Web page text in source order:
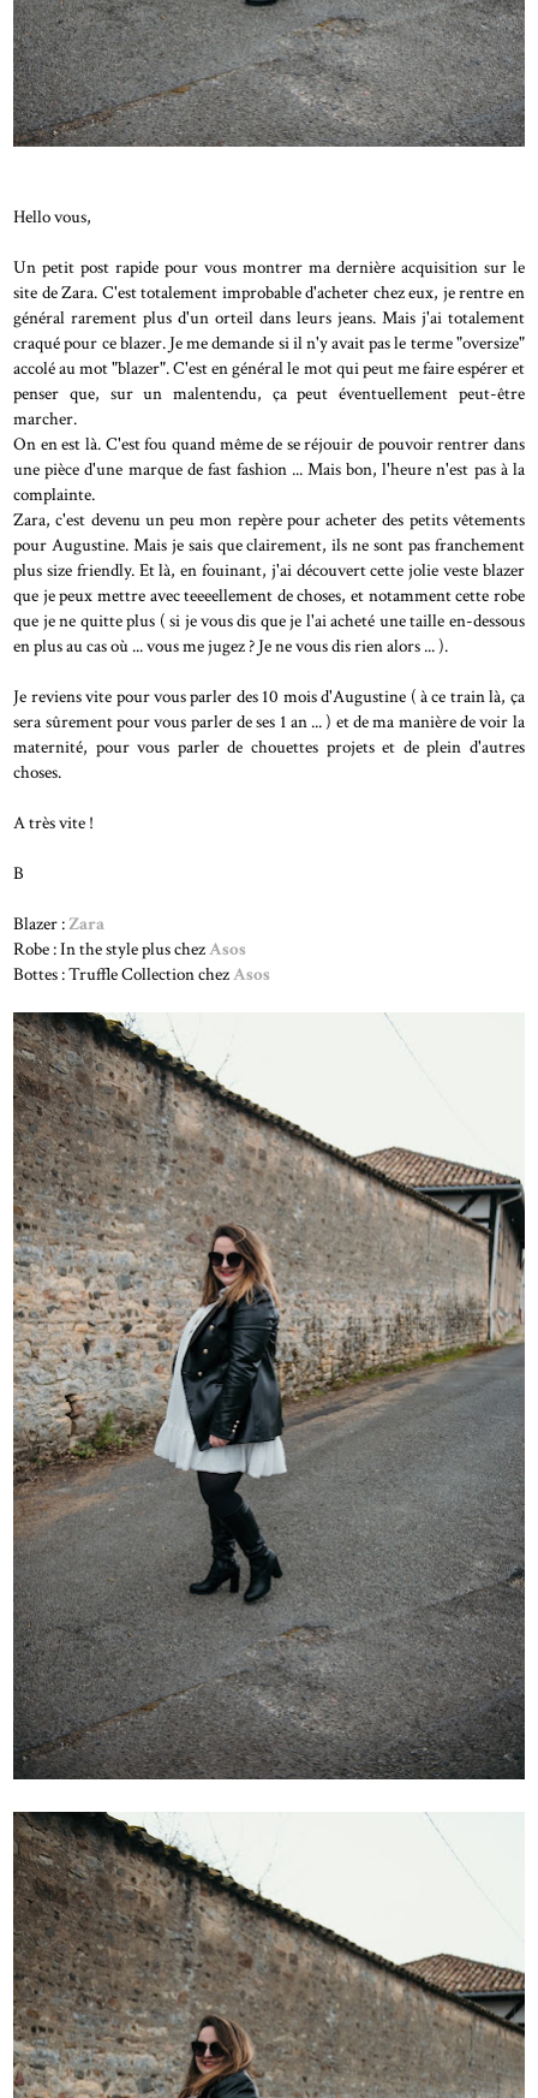
Hello vous,
Un petit post rapide pour vous montrer ma dernière acquisition sur le
site de Zara. C'est totalement improbable d'acheter chez eux, je rentre en
général rarement plus d'un orteil dans leurs jeans. Mais j'ai totalement
craqué pour ce blazer. Je me demande si il n'y avait pas le terme "oversize"
accolé au mot "blazer". C'est en général le mot qui peut me faire espérer et
penser que, sur un malentendu, ça peut éventuellement peut-être
marcher.
On en est là. C'est fou quand même de se réjouir de pouvoir rentrer dans
une pièce d'une marque de fast fashion ... Mais bon, l'heure n'est pas à la
complainte.
Zara, c'est devenu un peu mon repère pour acheter des petits vêtements
pour Augustine. Mais je sais que clairement, ils ne sont pas franchement
plus size friendly. Et là, en fouinant, j'ai découvert cette jolie veste blazer
que je peux mettre avec teeeellement de choses, et notamment cette robe
que je ne quitte plus ( si je vous dis que je l'ai acheté une taille en-dessous
en plus au cas où ... vous me jugez ? Je ne vous dis rien alors ... ).
Je reviens vite pour vous parler des 10 mois d'Augustine ( à ce train là, ça
sera sûrement pour vous parler de ses 1 an ... ) et de ma manière de voir la
maternité, pour vous parler de chouettes projets et de plein d'autres
choses.
A très vite !
B
Blazer :Zara
Robe : In the style plus chezAsos
Bottes : Truffle Collection chezAsos